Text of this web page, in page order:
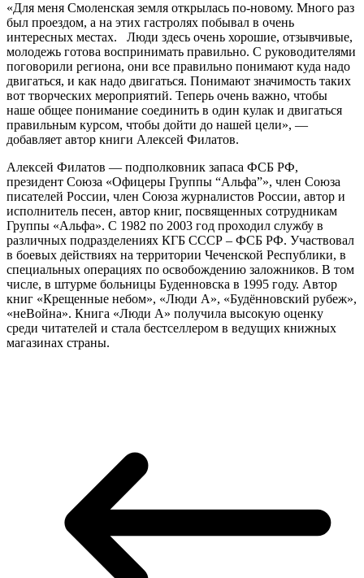
«Для меня Смоленская земля открылась по-новому. Много раз
был проездом, а на этих гастролях побывал в очень
интересных местах. Люди здесь очень хорошие, отзывчивые,
молодежь готова воспринимать правильно. С руководителями
поговорили региона, они все правильно понимают куда надо
двигаться, и как надо двигаться. Понимают значимость таких
вот творческих мероприятий. Теперь очень важно, чтобы
наше общее понимание соединить в один кулак и двигаться
правильным курсом, чтобы дойти до нашей цели», —
добавляет автор книги Алексей Филатов.
Алексей Филатов — подполковник запаса ФСБ РФ,
президент Союза «Офицеры Группы “Альфа”», член Союза
писателей России, член Союза журналистов России, автор и
исполнитель песен, автор книг, посвященных сотрудникам
Группы «Альфа». С 1982 по 2003 год проходил службу в
различных подразделениях КГБ СССР – ФСБ РФ. Участвовал
в боевых действиях на территории Чеченской Республики, в
специальных операциях по освобождению заложников. В том
числе, в штурме больницы Буденновска в 1995 году. Автор
книг «Крещенные небом», «Люди А», «Будённовский рубеж»,
«неВойна». Книга «Люди А» получила высокую оценку
среди читателей и стала бестселлером в ведущих книжных
магазинах страны.